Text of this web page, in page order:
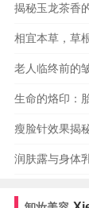
揭秘玉龙茶香
相宜本草，草
老人临终前的
生命的烙印：
瘦脸针效果揭
润肤露与身体